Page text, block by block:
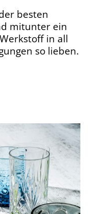
besten
mitunter ein
in all
so lieben.